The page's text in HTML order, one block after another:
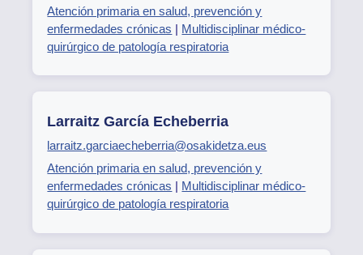
Atención primaria en salud, prevención y
enfermedades crónicas | Multidisciplinar médico-
quirúrgico de patología respiratoria
Larraitz García Echeberria
larraitz.garciaecheberria@osakidetza.eus
Atención primaria en salud, prevención y
enfermedades crónicas | Multidisciplinar médico-
quirúrgico de patología respiratoria